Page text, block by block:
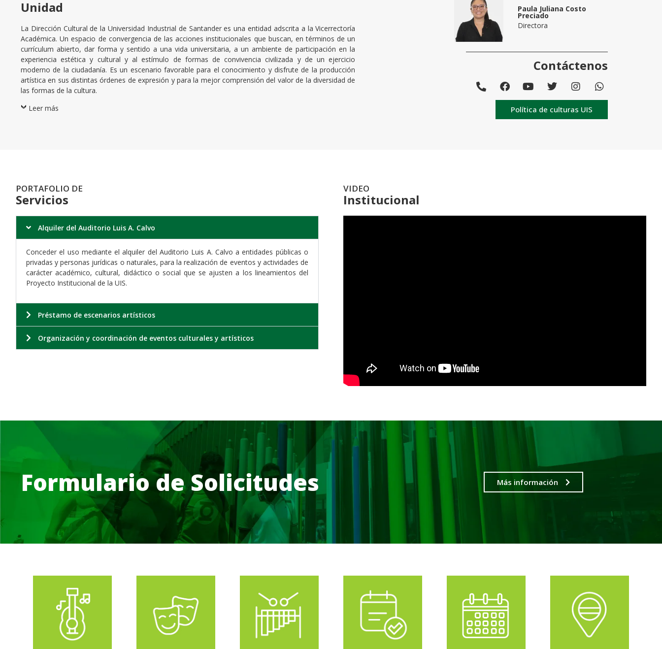
Unidad
La Dirección Cultural de la Universidad Industrial de Santander es una entidad adscrita a la Vicerrectoría
Académica. Un espacio de convergencia de las acciones institucionales que buscan, en términos de un
currículum abierto, dar forma y sentido a una vida universitaria, a un ambiente de participación en la
experiencia estética y cultural y al estímulo de formas de convivencia civilizada y de un ejercicio
moderno de la ciudadanía. Es un escenario favorable para el conocimiento y disfrute de la producción
artística en sus distintas órdenes de expresión y para la mejor comprensión del valor de la diversidad de
las formas de la cultura.
Leer más
Paula Juliana Costo
Preciado
Directora
Contáctenos
Política de culturas UIS
PORTAFOLIO DE
Servicios
Alquiler del Auditorio Luis A. Calvo
Conceder el uso mediante el alquiler del Auditorio Luis A. Calvo a entidades públicas o
privadas y personas jurídicas o naturales, para la realización de eventos y actividades de
carácter académico, cultural, didáctico o social que se ajusten a los lineamientos del
Proyecto Institucional de la UIS.
Préstamo de escenarios artísticos
Organización y coordinación de eventos culturales y artísticos
VIDEO
Institucional
Formulario de Solicitudes Más información